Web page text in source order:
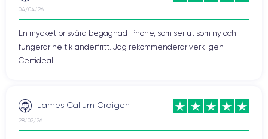
04/04/26
En mycket prisvärd begagnad iPhone, som ser ut som ny och
fungerar helt klanderfritt. Jag rekommenderar verkligen
Certideal.
James Callum Craigen
28/02/26